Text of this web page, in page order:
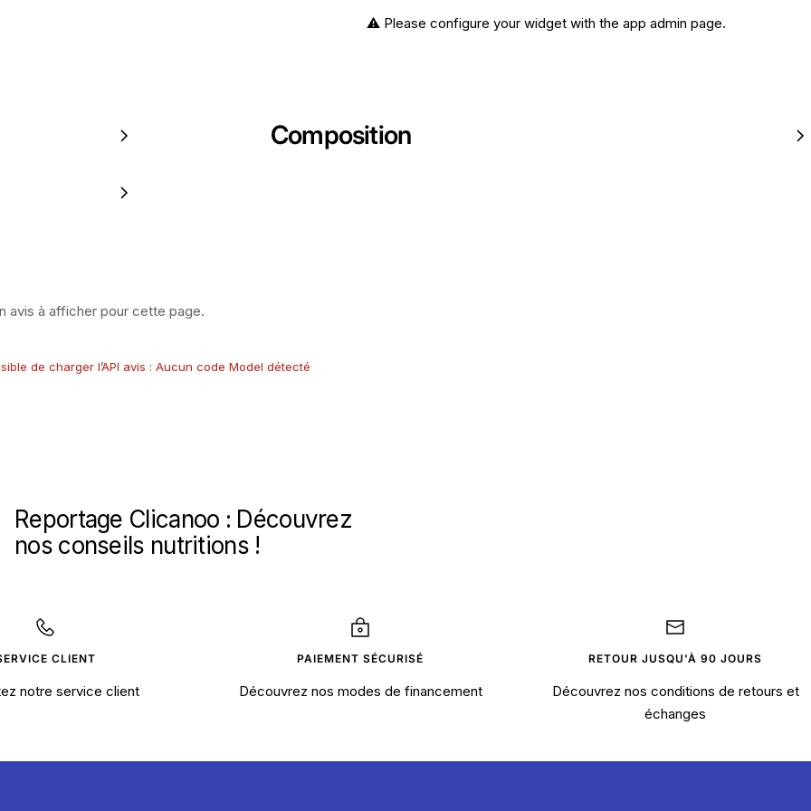
⚠️ Please configure your widget with the app admin page.
Composition
avis à afficher pour cette page.
de charger l’API avis : Aucun code Model détecté
Reportage Clicanoo : Découvrez
nos conseils nutritions !
CLIENT
notre service client
PAIEMENT SÉCURISÉ
Découvrez nos modes de financement
RETOUR JUSQU'À 90 JOURS
Découvrez nos conditions de retours et
échanges